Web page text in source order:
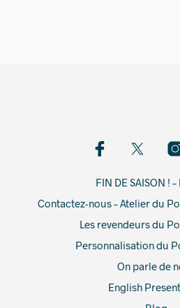
FIN DE SAISON !
Contactez-nous – Atelier du
Les revendeurs du
Personnalisation du
On parle de
English